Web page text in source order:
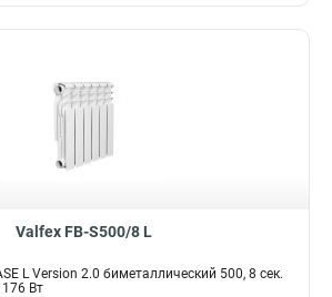
Valfex FB-S500/8 L
L Version 2.0 биметаллический 500, 8 сек.
Вт